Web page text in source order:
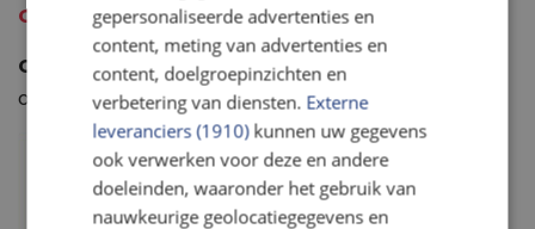
OSPAR fotogidsvanaf pagina 31
QR-codeom in te scannen om het Meet Mee
onderzoek in de app te openen (eenmalig nodig)
gepersonaliseerde advertenties en
content, meting van advertenties en
content, doelgroepinzichten en
verbetering van diensten. Externe
leveranciers (1910)kunnen uw gegevens
ook verwerken voor deze en andere
doeleinden, waaronder het gebruik van
nauwkeurige geolocatiegegevens en